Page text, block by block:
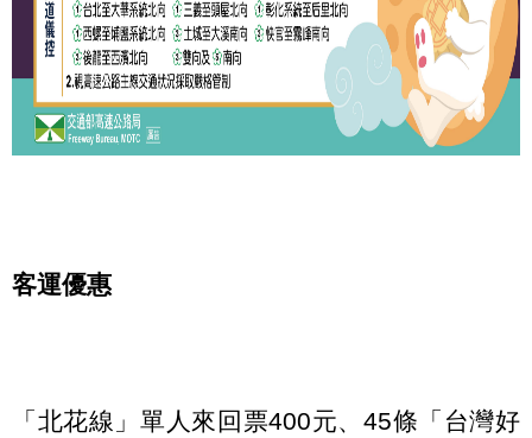
客運優惠
「北花線」單人來回票400元、45條「台灣好